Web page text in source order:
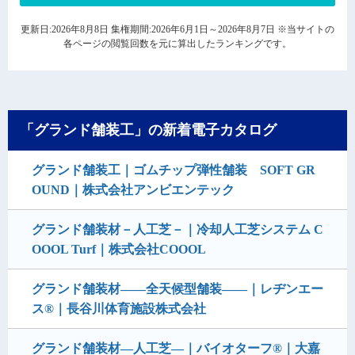
更新日:2026年8月8日 集権期間:2026年6月1日～2026年8月7日 ※当サイトの
各ページの閲覧回数を元に算出したランキングです。
「グランド舗装工」の新着電子カタログ
グランド舗装工｜ゴムチップ弾性舗装 SOFT GR
OUND｜株式会社アンビエンテック
グランド舗装材－人工芝－｜冷却人工芝システム C
OOOL Turf｜株式会社COOOL
グランド舗装材――全天候型舗装――｜レヂンエー
ス®｜長谷川体育施設株式会社
グランド舗装材―人工芝―｜バイオターフ®｜大嘉